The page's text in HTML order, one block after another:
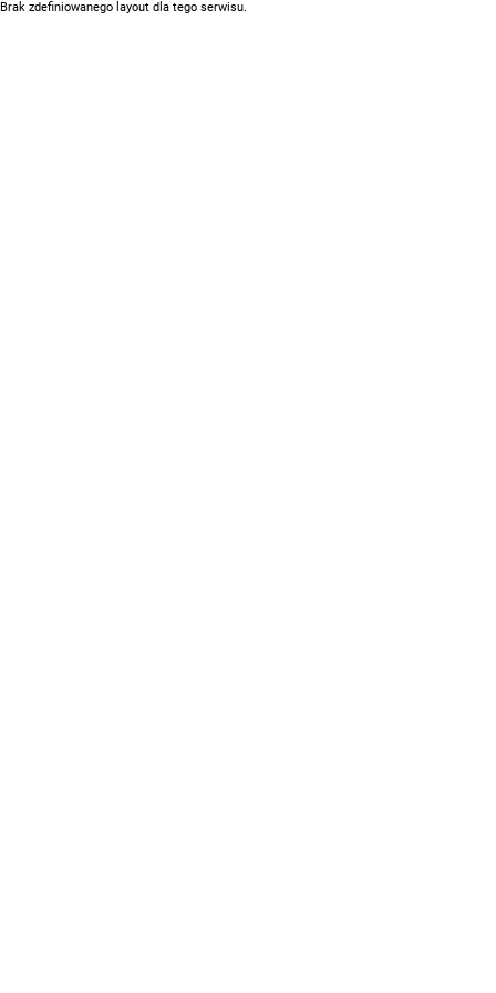
Brak zdefiniowanego layout dla tego serwisu.